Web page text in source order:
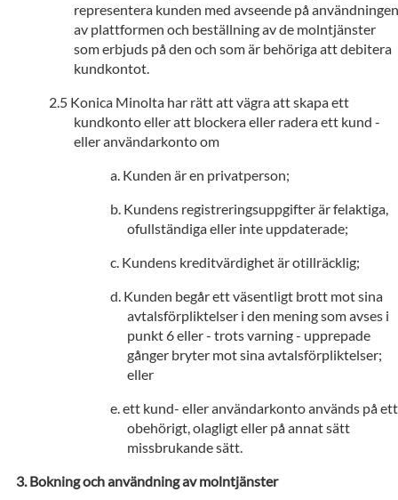
representera kunden med avseende på användningen
av plattformen och beställning av de molntjänster
som erbjuds på den och som är behöriga att debitera
kundkontot.
Konica Minolta har rätt att vägra att skapa ett
kundkonto eller att blockera eller radera ett kund -
eller användarkonto om
Kunden är en privatperson;
Kundens registreringsuppgifter är felaktiga,
ofullständiga eller inte uppdaterade;
Kundens kreditvärdighet är otillräcklig;
Kunden begår ett väsentligt brott mot sina
avtalsförpliktelser i den mening som avses i
punkt 6 eller - trots varning - upprepade
gånger bryter mot sina avtalsförpliktelser;
eller
ett kund- eller användarkonto används på ett
obehörigt, olagligt eller på annat sätt
missbrukande sätt.
Bokning och användning av molntjänster